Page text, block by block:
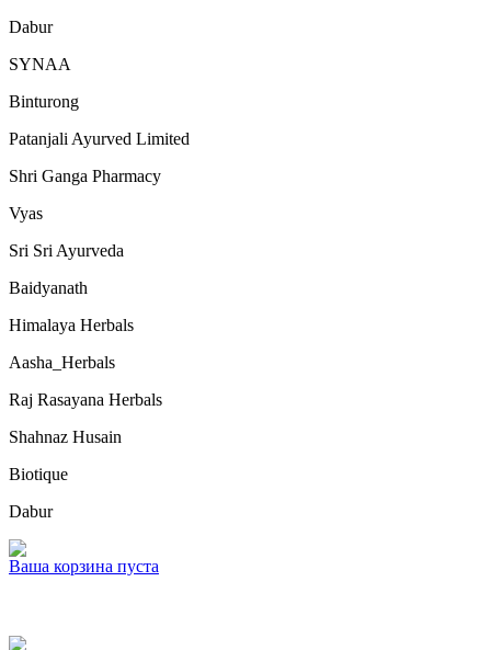
Dabur
SYNAA
Binturong
Patanjali Ayurved Limited
Shri Ganga Pharmacy
Vyas
Sri Sri Ayurveda
Baidyanath
Himalaya Herbals
Aasha_Herbals
Raj Rasayana Herbals
Shahnaz Husain
Biotique
Dabur
Ваша корзина пуста